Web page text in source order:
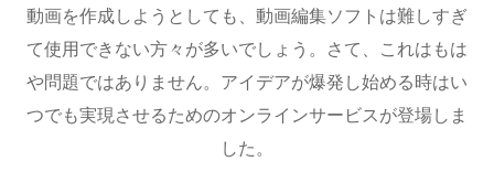
動画を作成しようとしても、動画編集ソフトは難しすぎ
て使用できない方々が多いでしょう。さて、これはもは
や問題ではありません。アイデアが爆発し始める時はい
つでも実現させるためのオンラインサービスが登場しま
した。